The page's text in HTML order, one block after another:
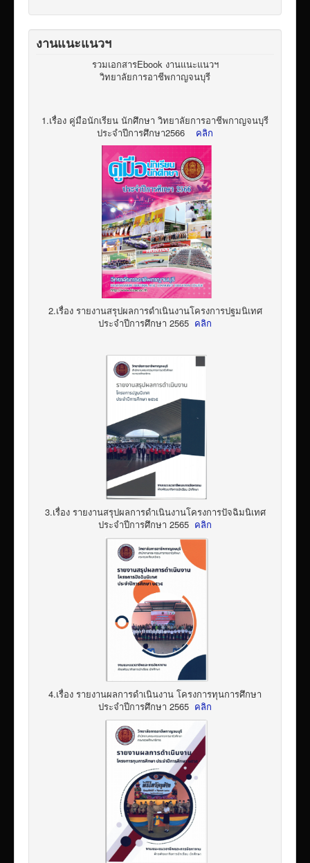
งานแนะแนวฯ
รวมเอกสารEbook งานแนะแนวฯ
วิทยาลัยการอาชีพกาญจนบุรี
1.เรื่อง คู่มือนักเรียน นักศึกษา วิทยาลัยการอาชีพกาญจนบุรี
ประจำปีการศึกษา2566
คลิก
2.เรื่อง รายงานสรุปผลการดำเนินงานโครงการปฐมนิเทศ
ประจำปีการศึกษา 2565 คลิก
3.เรื่อง รายงานสรุปผลการดำเนินงานโครงการปัจฉิมนิเทศ
ประจำปีการศึกษา 2565 คลิก
4.เรื่อง รายงานผลการดำเนินงาน โครงการทุนการศึกษา
ประจำปีการศึกษา 2565 คลิก